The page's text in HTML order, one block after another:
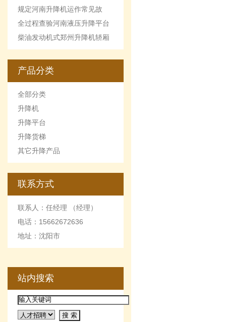
最受欢迎
规定河南升降机运作常见故
障。
全过程查验河南液压升降平台
柴油发动机式郑州升降机轿厢
的优点和缺点
产品分类
全部分类
升降机
升降平台
升降货梯
其它升降产品
联系方式
联系人：任经理 （经理）
电话：15662672636
地址：沈阳市
站内搜索